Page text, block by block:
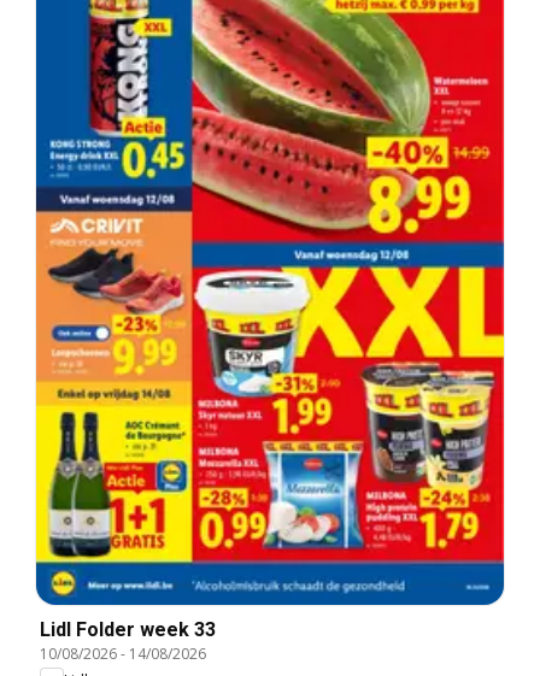
Lidl Folder week 33
10/08/2026- 14/08/2026